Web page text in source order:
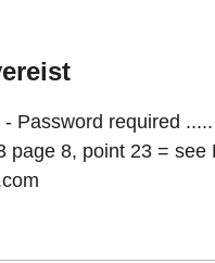
Password required
page 8, point 23 =